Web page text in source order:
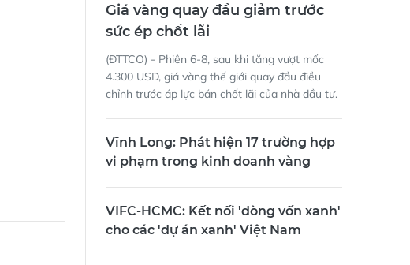
Giá vàng quay đầu giảm trước
sức ép chốt lãi
(ĐTTCO) - Phiên 6-8, sau khi tăng vượt mốc
4.300 USD, giá vàng thế giới quay đầu điều
chỉnh trước áp lực bán chốt lãi của nhà đầu tư.
Vĩnh Long: Phát hiện 17 trường hợp
vi phạm trong kinh doanh vàng
VIFC-HCMC: Kết nối 'dòng vốn xanh'
cho các 'dự án xanh' Việt Nam